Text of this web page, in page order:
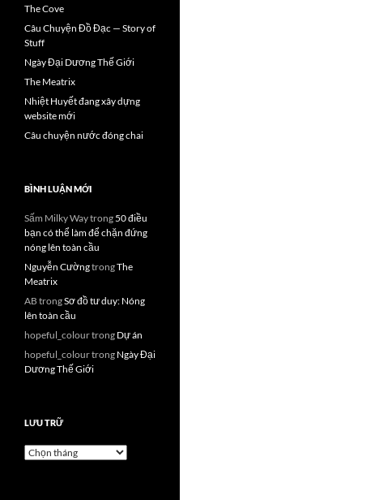
The Cove
Câu Chuyện Đồ Đạc — Story of
Stuff
Ngày Đại Dương Thế Giới
The Meatrix
Nhiệt Huyết đang xây dựng
website mới
Câu chuyện nước đóng chai
BÌNH LUẬN MỚI
Sấm Milky Waytrong50 điều
bạn có thể làm để chặn đứng
nóng lên toàn cầu
Nguyễn CườngtrongThe
Meatrix
AB trongSơ đồ tư duy: Nóng
lên toàn cầu
hopeful_colourtrong Dự án
hopeful_colourtrong Ngày Đại
Dương Thế Giới
LƯU TRỮ
Lưu